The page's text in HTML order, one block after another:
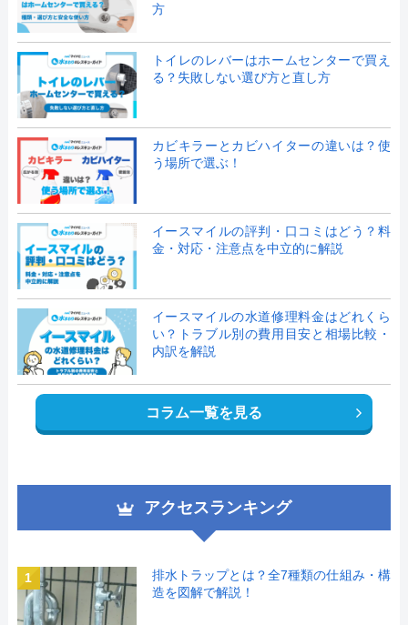
方
トイレのレバーはホームセンターで買え
る？失敗しない選び方と直し方
カビキラーとカビハイターの違いは？使
う場所で選ぶ！
イースマイルの評判・口コミはどう？料
金・対応・注意点を中立的に解説
イースマイルの水道修理料金はどれくら
い？トラブル別の費用目安と相場比較・
内訳を解説
コラム一覧を見る
アクセスランキング
1
排水トラップとは？全7種類の仕組み・構
造を図解で解説！